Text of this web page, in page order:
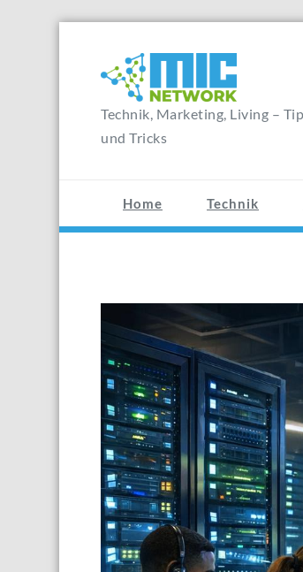
springen
Technik, Marketing, Living –
und Tricks
Home Technik